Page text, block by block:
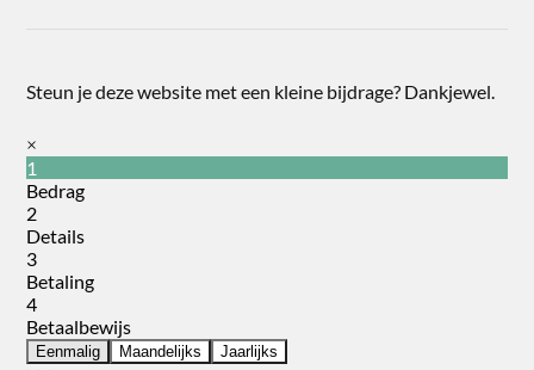
Steun je deze website met een kleine bijdrage? Dankjewel.